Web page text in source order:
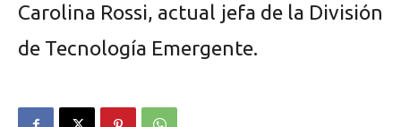
Carolina Rossi, actual jefa de la División
de Tecnología Emergente.